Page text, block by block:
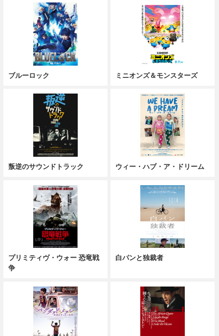
ブルーロック ミニオンズ＆モンスターズ
叛逆のサウンドトラック ウィー・ハブ・ア・ドリーム
プリミティヴ・ウォー 恐竜戦
争
白パンと独裁者